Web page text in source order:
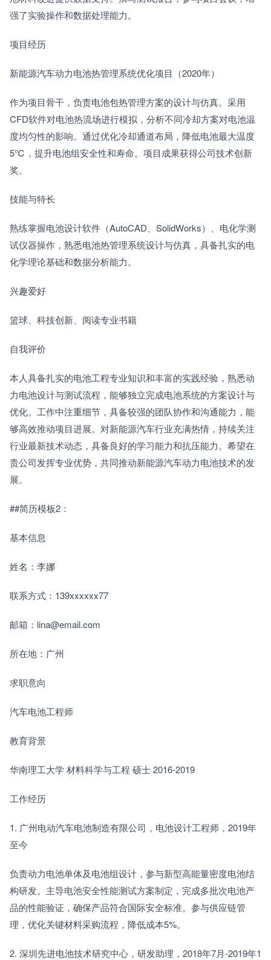
强了实验操作和数据处理能力。
项目经历
新能源汽车动力电池热管理系统优化项目（2020年）
作为项目骨干，负责电池包热管理方案的设计与仿真。采用
CFD软件对电池热流场进行模拟，分析不同冷却方案对电池温
度均匀性的影响。通过优化冷却通道布局，降低电池最大温度
5℃，提升电池组安全性和寿命。项目成果获得公司技术创新
奖。
技能与特长
熟练掌握电池设计软件（AutoCAD、SolidWorks）、电化学测
试仪器操作，熟悉电池热管理系统设计与仿真，具备扎实的电
化学理论基础和数据分析能力。
兴趣爱好
篮球、科技创新、阅读专业书籍
自我评价
本人具备扎实的电池工程专业知识和丰富的实践经验，熟悉动
力电池设计与测试流程，能够独立完成电池系统的方案设计与
优化。工作中注重细节，具备较强的团队协作和沟通能力，能
够高效推动项目进展。对新能源汽车行业充满热情，持续关注
行业最新技术动态，具备良好的学习能力和抗压能力。希望在
贵公司发挥专业优势，共同推动新能源汽车动力电池技术的发
展。
##简历模板2：
基本信息
姓名：李娜
联系方式：139xxxxxx77
邮箱：lina@email.com
所在地：广州
求职意向
汽车电池工程师
教育背景
华南理工大学 材料科学与工程 硕士 2016-2019
工作经历
1. 广州电动汽车电池制造有限公司，电池设计工程师，2019年
至今
负责动力电池单体及电池组设计，参与新型高能量密度电池结
构研发。主导电池安全性能测试方案制定，完成多批次电池产
品的性能验证，确保产品符合国际安全标准。参与供应链管
理，优化关键材料采购流程，降低成本5%。
2. 深圳先进电池技术研究中心，研发助理，2018年7月-2019年1